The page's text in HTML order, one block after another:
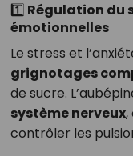
1️⃣ Régulation du
émotionnelles
Le stress et
grignotages
de sucre.
système nerveux,
contrôler les